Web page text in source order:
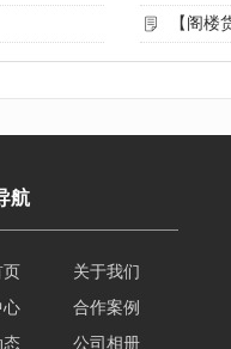
【阁楼
航
页
关于我们
心
合作案例
态
公司相册